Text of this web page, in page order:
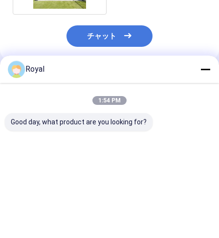
チャット
推薦されたプロダクト
Royal
1:54 PM
Good day, what product are you looking for?